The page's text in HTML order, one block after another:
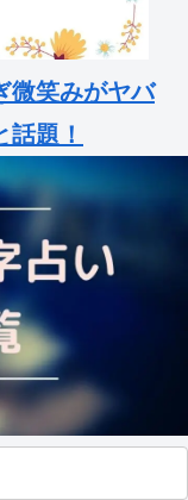
微笑みがヤバ
題！